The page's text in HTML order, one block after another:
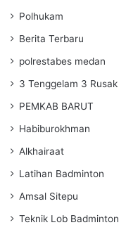
Polhukam
Berita Terbaru
polrestabes medan
3 Tenggelam 3 Rusak
PEMKAB BARUT
Habiburokhman
Alkhairaat
Latihan Badminton
Amsal Sitepu
Teknik Lob Badminton